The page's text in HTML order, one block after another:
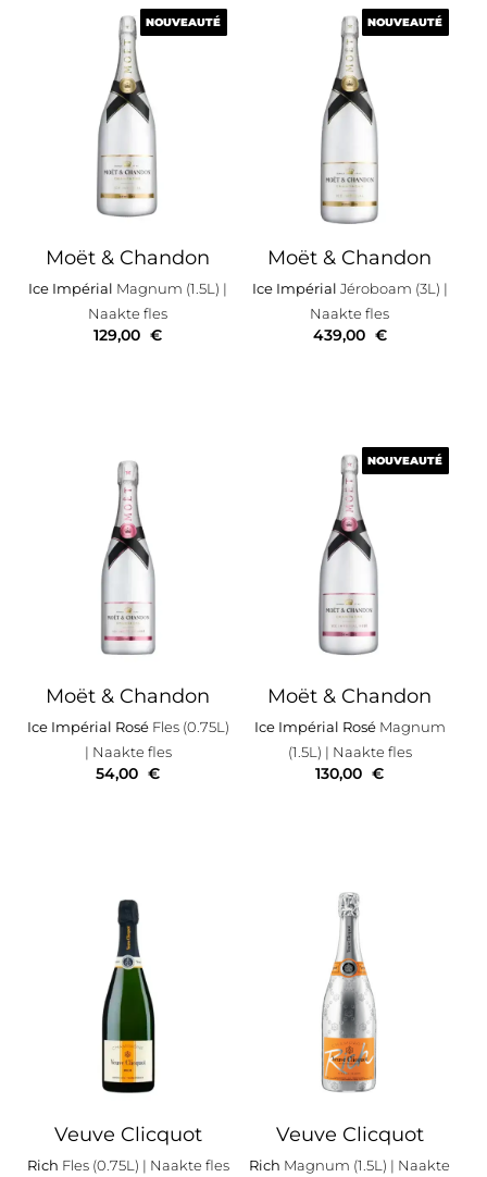
NOUVEAUTÉ
Moët & Chandon
Ice Impérial Magnum (1.5L) |
Naakte fles
NOUVEAUTÉ
129,00 €
NOUVEAUTÉ
Moët & Chandon
Ice Impérial Jéroboam (3L) |
Naakte fles
NOUVEAUTÉ
439,00 €
Moët & Chandon
Ice Impérial Rosé Fles (0.75L)
| Naakte fles
54,00 €
NOUVEAUTÉ
Moët & Chandon
Ice Impérial Rosé Magnum
(1.5L) | Naakte fles
NOUVEAUTÉ
130,00 €
Veuve Clicquot
Rich Fles (0.75L) | Naakte fles
Veuve Clicquot
Rich Magnum (1.5L) | Naakte